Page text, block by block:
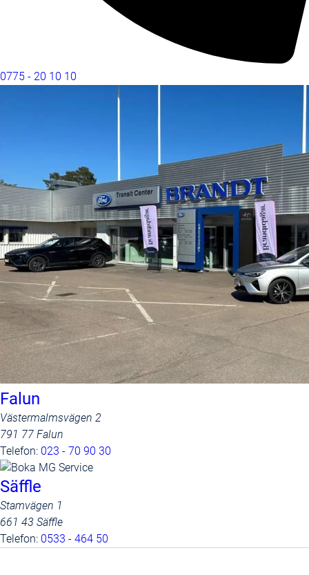
0775 - 20 10 10
Falun
Västermalmsvägen 2
791 77 Falun
Telefon: 023 - 70 90 30
Säffle
Stamvägen 1
661 43 Säffle
Telefon: 0533 - 464 50